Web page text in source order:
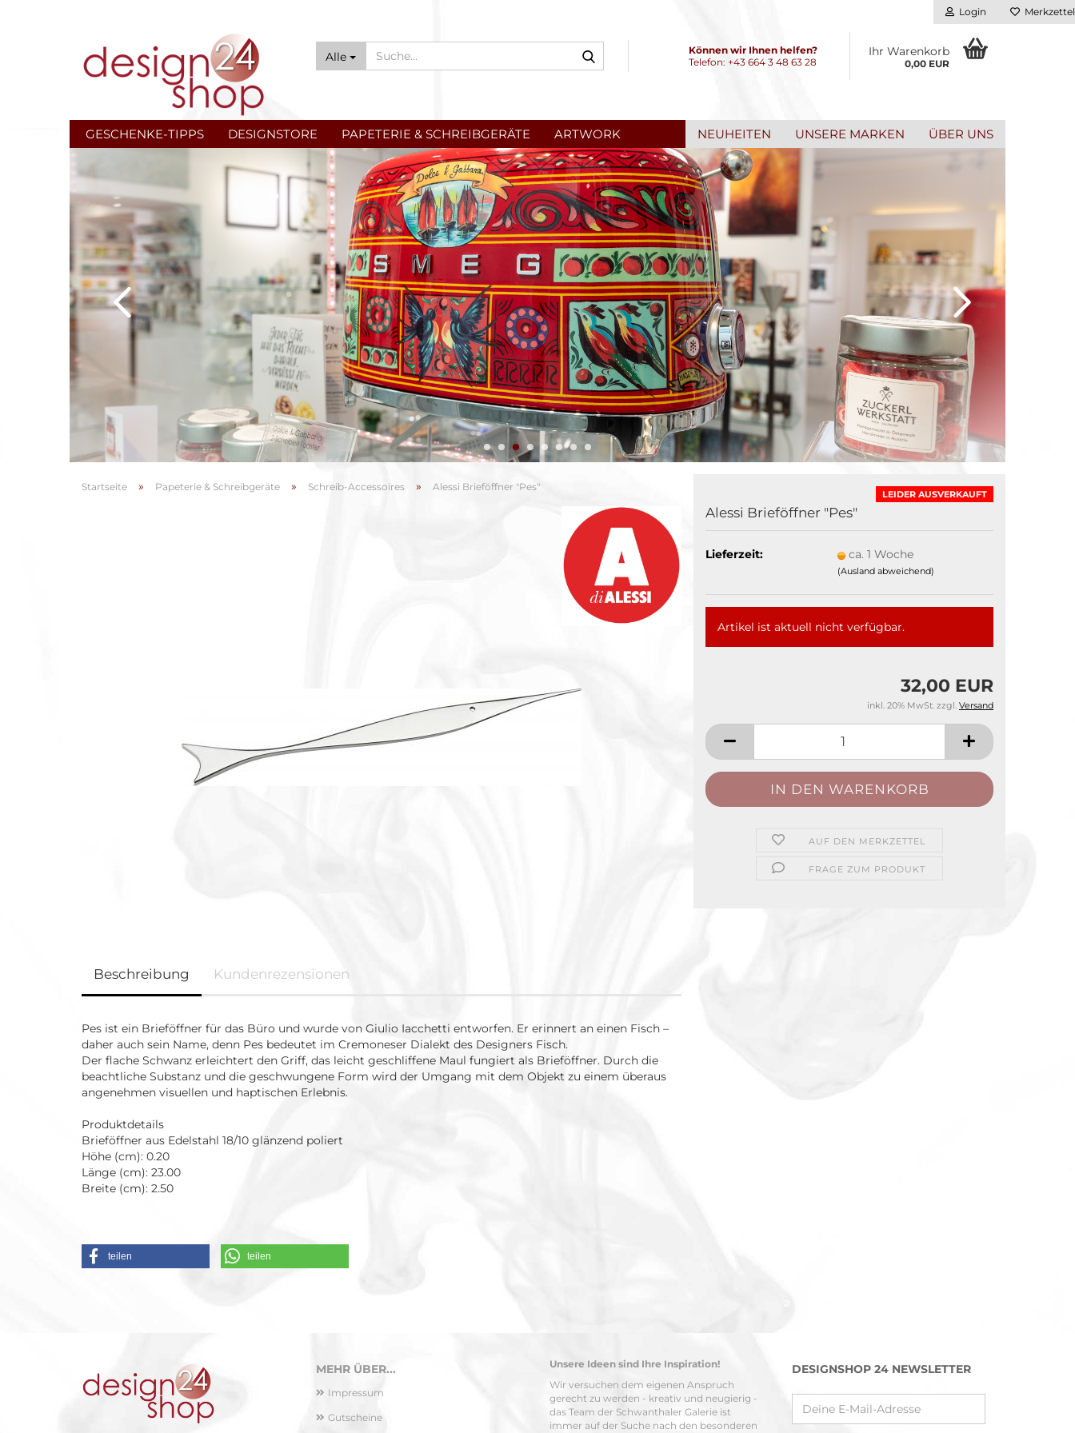
Login Merkzettel
Alle
Können wir Ihnen helfen?
Telefon: +43 664 3 48 63 28
Ihr Warenkorb
0,00 EUR
GESCHENKE-TIPPS DESIGNSTORE
Raumdüfte
Urban Gardening
Küchengeräte
Küchenhelfer
Tafelgeschirr
Servietten
Kaffeezubereiter
Bar & Wein
PAPETERIE & SCHREIBGERÄTE
Tinten & Co
Notizbücher & Kalender
ARTWORK NEUHEITEN UNSERE MARKEN ÜBER UNS
Startseite » Papeterie & Schreibgeräte » Schreib-Accessoires » Alessi Brieföffner "Pes"
LEIDER AUSVERKAUFT
Alessi Brieföffner "Pes"
Lieferzeit: ca. 1 Woche
(Ausland abweichend)
Artikel ist aktuell nicht verfügbar.
32,00 EUR
inkl. 20% MwSt. zzgl. Versand
AUF DEN MERKZETTEL
FRAGE ZUM PRODUKT
Beschreibung Kundenrezensionen
Pes ist ein Brieföffner für das Büro und wurde von Giulio Iacchetti entworfen. Er erinnert an einen Fisch –
daher auch sein Name, denn Pes bedeutet im Cremoneser Dialekt des Designers Fisch.
Der flache Schwanz erleichtert den Griff, das leicht geschliffene Maul fungiert als Brieföffner. Durch die
beachtliche Substanz und die geschwungene Form wird der Umgang mit dem Objekt zu einem überaus
angenehmen visuellen und haptischen Erlebnis.
Produktdetails
Brieföffner aus Edelstahl 18/10 glänzend poliert
Höhe (cm): 0.20
Länge (cm): 23.00
Breite (cm): 2.50
teilen teilen
MEHR ÜBER...
Impressum
Gutscheine
Unsere Ideen sind Ihre Inspiration!
Wir versuchen dem eigenen Anspruch
gerecht zu werden - kreativ und neugierig -
das Team der Schwanthaler Galerie ist
immer auf der Suche nach den besonderen
DESIGNSHOP 24 NEWSLETTER